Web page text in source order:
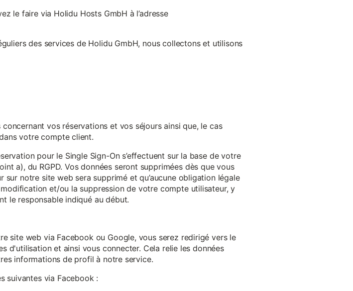
le faire via Holidu Hosts GmbH à l’adresse
des services de Holidu GmbH, nous collectons et utilisons
vos réservations et vos séjours ainsi que, le cas
votre compte client.
pour le Single Sign-On s’effectuent sur la base de votre
a), du RGPD. Vos données seront supprimées dès que vous
notre site web sera supprimé et qu’aucune obligation légale
et/ou la suppression de votre compte utilisateur, y
le responsable indiqué au début.
site web via Facebook ou Google, vous serez redirigé vers le
d'utilisation et ainsi vous connecter. Cela relie les données
informations de profil à notre service.
suivantes via Facebook :